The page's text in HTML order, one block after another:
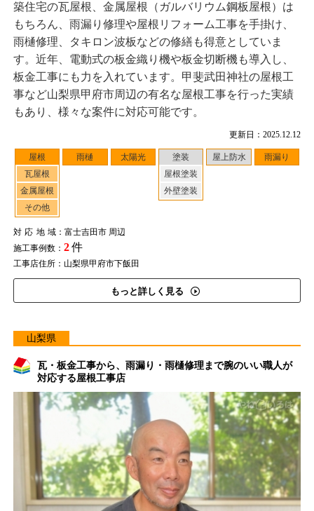
更新日：2025.12.12
屋根
瓦屋根
金属屋根
その他
雨樋 太陽光
塗装
屋根塗装
外壁塗装
屋上防水 雨漏り
対応地域：富士吉田市 周辺
施工事例数： 2件
工事店住所：山梨県甲府市下飯田
もっと詳しく見る
築住宅の瓦屋根、金属屋根（ガルバリウム鋼板屋根）は
もちろん、雨漏り修理や屋根リフォーム工事を手掛け、
雨樋修理、タキロン波板などの修繕も得意としていま
す。近年、電動式の板金織り機や板金切断機も導入し、
板金工事にも力を入れています。甲斐武田神社の屋根工
事など山梨県甲府市周辺の有名な屋根工事を行った実績
もあり、様々な案件に対応可能です。
山梨県
瓦・板金工事から、雨漏り・雨樋修理まで腕のいい職人が
対応する屋根工事店